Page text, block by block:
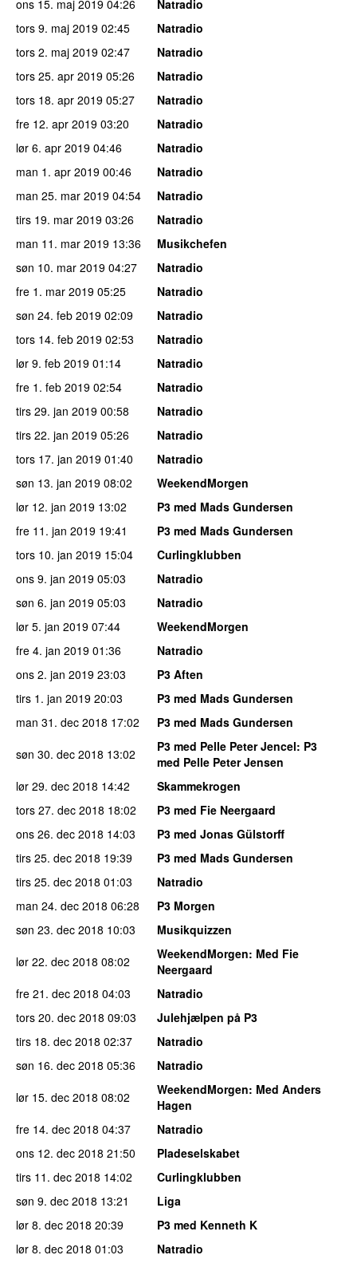
ons 15. maj 2019 04:26
Natradio
tors 9. maj 2019 02:45
Natradio
tors 2. maj 2019 02:47
Natradio
tors 25. apr 2019 05:26
Natradio
tors 18. apr 2019 05:27
Natradio
fre 12. apr 2019 03:20
Natradio
lør 6. apr 2019 04:46
Natradio
man 1. apr 2019 00:46
Natradio
man 25. mar 2019 04:54
Natradio
tirs 19. mar 2019 03:26
Natradio
man 11. mar 2019 13:36
Musikchefen
søn 10. mar 2019 04:27
Natradio
fre 1. mar 2019 05:25
Natradio
søn 24. feb 2019 02:09
Natradio
tors 14. feb 2019 02:53
Natradio
lør 9. feb 2019 01:14
Natradio
fre 1. feb 2019 02:54
Natradio
tirs 29. jan 2019 00:58
Natradio
tirs 22. jan 2019 05:26
Natradio
tors 17. jan 2019 01:40
Natradio
søn 13. jan 2019 08:02
WeekendMorgen
lør 12. jan 2019 13:02
P3 med Mads Gundersen
fre 11. jan 2019 19:41
P3 med Mads Gundersen
tors 10. jan 2019 15:04
Curlingklubben
ons 9. jan 2019 05:03
Natradio
søn 6. jan 2019 05:03
Natradio
lør 5. jan 2019 07:44
WeekendMorgen
fre 4. jan 2019 01:36
Natradio
ons 2. jan 2019 23:03
P3 Aften
tirs 1. jan 2019 20:03
P3 med Mads Gundersen
man 31. dec 2018 17:02
P3 med Mads Gundersen
søn 30. dec 2018 13:02 P3 med Pelle Peter Jencel: P3
med Pelle Peter Jensen
lør 29. dec 2018 14:42
Skammekrogen
tors 27. dec 2018 18:02
P3 med Fie Neergaard
ons 26. dec 2018 14:03
P3 med Jonas Gülstorff
tirs 25. dec 2018 19:39
P3 med Mads Gundersen
tirs 25. dec 2018 01:03
Natradio
man 24. dec 2018 06:28
P3 Morgen
søn 23. dec 2018 10:03
Musikquizzen
lør 22. dec 2018 08:02 WeekendMorgen: Med Fie
Neergaard
fre 21. dec 2018 04:03
Natradio
tors 20. dec 2018 09:03
Julehjælpen på P3
tirs 18. dec 2018 02:37
Natradio
søn 16. dec 2018 05:36
Natradio
lør 15. dec 2018 08:02 WeekendMorgen: Med Anders
Hagen
fre 14. dec 2018 04:37
Natradio
ons 12. dec 2018 21:50
Pladeselskabet
tirs 11. dec 2018 14:02
Curlingklubben
søn 9. dec 2018 13:21
Liga
lør 8. dec 2018 20:39
P3 med Kenneth K
lør 8. dec 2018 01:03
Natradio